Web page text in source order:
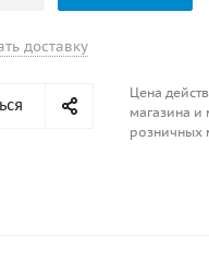
доставку
Цена
магазина и
розничных